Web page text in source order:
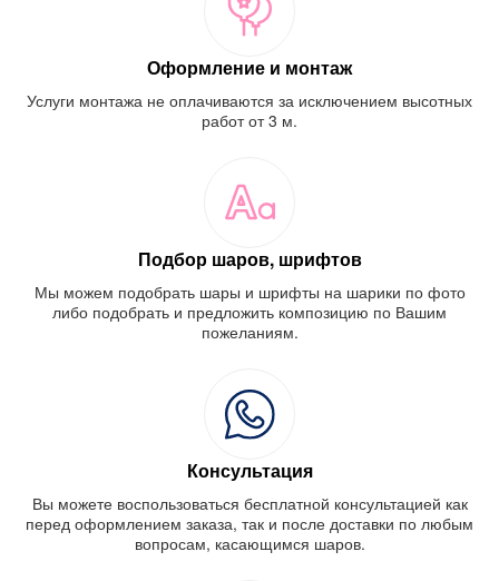
Оформление и монтаж
Услуги монтажа не оплачиваются за исключением высотных
работ от 3 м.
Подбор шаров, шрифтов
Мы можем подобрать шары и шрифты на шарики по фото
либо подобрать и предложить композицию по Вашим
пожеланиям.
Консультация
Вы можете воспользоваться бесплатной консультацией как
перед оформлением заказа, так и после доставки по любым
вопросам, касающимся шаров.